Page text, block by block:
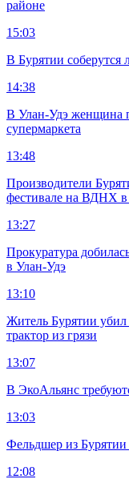
районе
15:03
В Бурятии соберутся
14:38
В Улан-Удэ женщина
супермаркета
13:48
Производители
фестивале на ВДНХ
13:27
Прокуратура
в Улан-Удэ
13:10
Житель Бурятии убил
трактор из грязи
13:07
В ЭкоАльянс
13:03
Фельдшер из
12:08